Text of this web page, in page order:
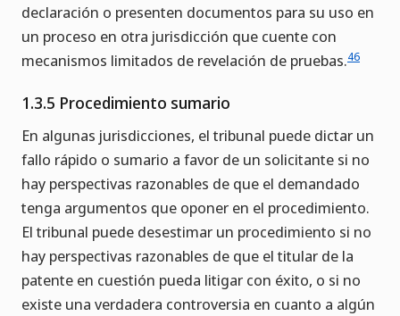
declaración o presenten documentos para su uso en
un proceso en otra jurisdicción que cuente con
mecanismos limitados de revelación de pruebas.46
1.3.5 Procedimiento sumario
En algunas jurisdicciones, el tribunal puede dictar un
fallo rápido o sumario a favor de un solicitante si no
hay perspectivas razonables de que el demandado
tenga argumentos que oponer en el procedimiento.
El tribunal puede desestimar un procedimiento si no
hay perspectivas razonables de que el titular de la
patente en cuestión pueda litigar con éxito, o si no
existe una verdadera controversia en cuanto a algún